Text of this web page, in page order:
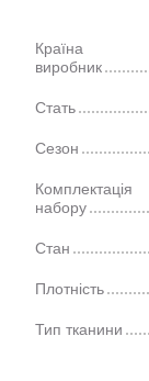
Країна
виробник
Стать
Сезон
Комплектація
набору
Стан
Плотність
Тип тканини